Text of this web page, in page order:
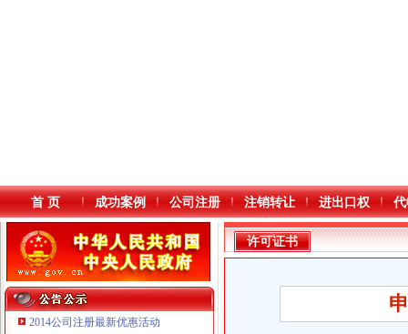
首 页 成功案例 公司注册 注销转让 进出口权
2014公司注册最新优惠活动
许可证书